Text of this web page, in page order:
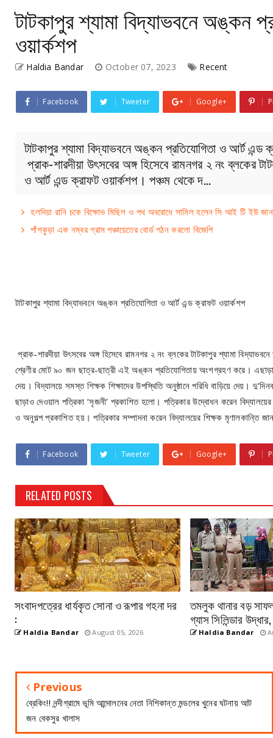
টাটকাপুর শ্যামা বিদ্যাভবনে অঙ্কন
ওয়ার্কশপ
Haldia Bandar October 07, 2023 Recent
Facebook Tweeter Google+
টাটকাপুর শ্যামা বিদ্যাভবনে অঙ্কন প্রতিযোগিতা ও আর্ট এন্ড
প্রাক-শারদীয়া উৎসবের অঙ্গ হিসেবে রামনগর ২ নং ব্লকের
ও আর্ট এন্ড ক্রাফট ওয়ার্কশপ। পঞ্চম থেকে দ…
হলদিয়া রানি চকে বিক্ষোভ মিছিল ও পথ অবরোধে সামিল হলেন সি আই টি ইউ
পাঁশকুড়া এক নম্বর গ্রাম পঞ্চায়েতের বোর্ড গঠন করলো বিজেপি
টাটকাপুর শ্যামা বিদ্যাভবনে অঙ্কন প্রতিযোগিতা ও আর্ট এন্ড ক্রাফট ওয়ার্কশপ
প্রাক-শারদীয়া উৎসবের অঙ্গ হিসেবে রামনগর ২ নং ব্লকের টাটকাপুর শ্যামা
শ্রেণীর মোট ৯০ জন ছাত্র-ছাত্রী এই অঙ্কন প্রতিযোগিতায় অংশগ্রহণ করে।
দেয়। বিদ্যালয়ে সমস্ত শিক্ষক শিক্ষাদের উপস্থিতি অনুষ্ঠানে পরিধি বাড়িয়ে দেয়।
ছাড়াও দেওয়াল পত্রিকা ‘সৃজনী’ প্রকাশিত হলো‌। পত্রিকার উদ্বোধন করেন
ও অনুগল্প প্রকাশিত হয়। পত্রিকার সম্পাদনা করেন বিদ্যালয়ের শিক্ষক মৃণালকান্তি
Facebook Tweeter Google+
RELATED POSTS
সংবাদপত্রের ধার্যকৃত সোনা ও রূপার গহনা দর
:
Haldia Bandar August 05, 2026
তমলুক থানার বড়
গ্যাস সিলিন্ডার
Haldia Bandar
Previous
ব্রেকিং!! নন্দীগ্রামে ভূমি আন্দোলনের নেতা নিশিকান্ত মন্ডলের খুনের ঘটনায় আট
জন বেকসুর খালাস